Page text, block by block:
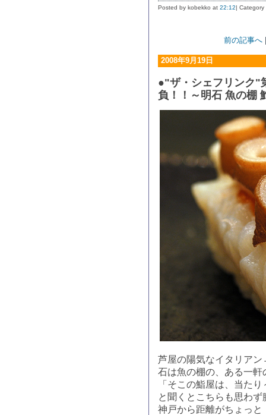
Posted by kobekko at 22:12|
前の記事へ
2008年9月19日
●"ザ・シェフリンク"
負！！～明石 魚の棚
芦屋の陽気なイタリア
石は魚の棚の、ある一
「そこの鮨屋は、当たり
と聞くとこちらも思わ
神戸から距離がちょっ